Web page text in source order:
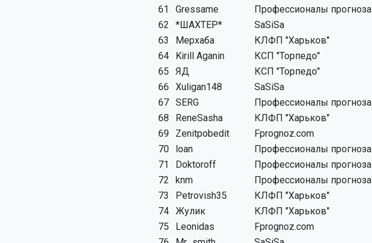
61
Gressame Профессионалы прогноза
62
*ШАХТЕР* SaSiSa
63
Мерхаба КЛФП "Харьков"
64
Kirill Aganin КСП "Торпедо"
65
ЯД КСП "Торпедо"
66
Xuligan148 SaSiSa
67 SERG Профессионалы прогноза
68
ReneSasha КЛФП "Харьков"
69
Zenitpobedit Fprognoz.com
70
loan Профессионалы прогноза
71
Doktoroff Профессионалы прогноза
72
knm Профессионалы прогноза
73
Petrovish35 КЛФП "Харьков"
74 Жулик КЛФП "Харьков"
75
Leonidas Fprognoz.com